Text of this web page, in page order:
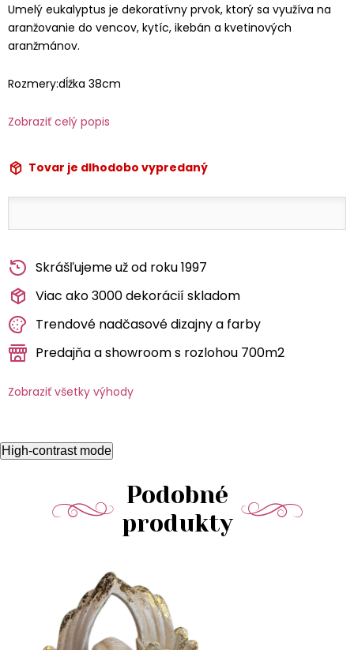
Umelý eukalyptus je dekoratívny prvok, ktorý sa využíva na
aranžovanie do vencov, kytíc, ikebán a kvetinových
aranžmánov.
Rozmery:dĺžka 38cm
Zobraziť celý popis
Tovar je dlhodobo vypredaný
Skrášľujeme už od roku 1997
Viac ako 3000 dekorácií skladom
Trendové nadčasové dizajny a farby
Predajňa a showroom s rozlohou 700m2
Zobraziť všetky výhody
High-contrast mode
Podobné
produkty